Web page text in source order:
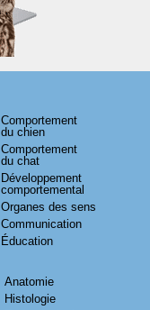
Comportement
du chien
Comportement
du chat
Développement
comportemental
Organes des sens
Communication
Éducation
Anatomie
Histologie